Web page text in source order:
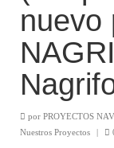
Ciclo
Medio
I+D+i
Energía
nuevo
por PROYECTOS
Nuestros Proyectos
|